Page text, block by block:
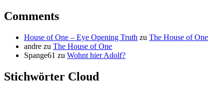
Comments
House of One – Eye Opening Truth zu The House of One
andre zu The House of One
Spange61 zu Wohnt hier Adolf?
Stichwörter Cloud